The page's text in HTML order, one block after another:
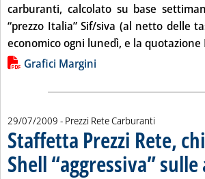
carburanti, calcolato su base
“prezzo Italia” Sif/siva (al netto delle
economico ogni lunedì, e la quotazione
Lista allegati PDF alla notizia
Grafici Margini
29/07/2009 - Prezzi Rete Carburanti
Staffetta Prezzi Rete,
Shell “aggressiva”